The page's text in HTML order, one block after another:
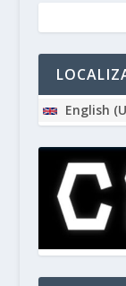
English